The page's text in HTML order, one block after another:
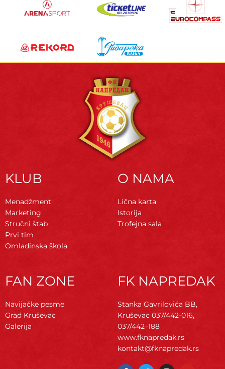
KLUB
Menadžment
Marketing
Stručni štab
Prvi tim
Omladinska škola
O NAMA
Lična karta
Istorija
Trofejna sala
FAN ZONE
Navijačke pesme
Grad Kruševac
Galerija
FK NAPREDAK
Stanka Gavrilovića BB,
Kruševac 037/442-016,
037/442–188
www.fknapredak.rs
kontakt@fknapredak.rs